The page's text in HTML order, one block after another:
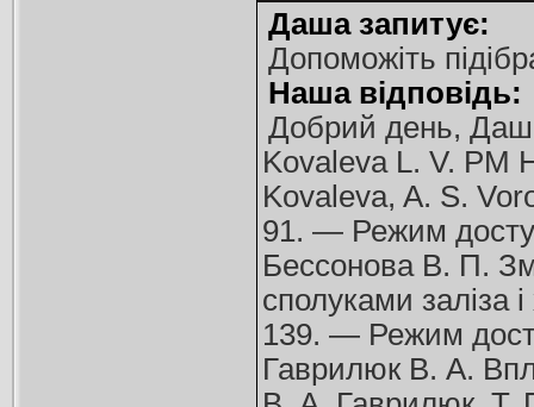
Даша запитує:
Допоможіть
Наша відповідь:
Добрий день,
Kovaleva L. V. PM
Kovaleva, A. S.
91. — Режим
Бессонова В. П.
сполуками
139. — Режим
Гаврилюк В. А.